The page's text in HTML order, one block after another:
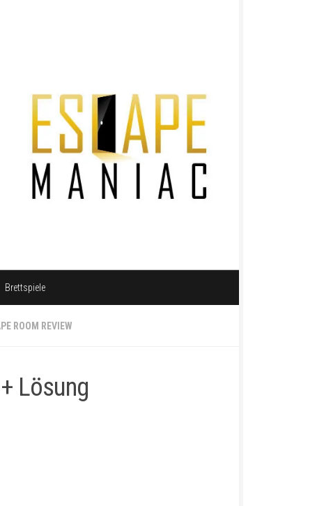
Brettspiele
ROOM REVIEW
Lösung